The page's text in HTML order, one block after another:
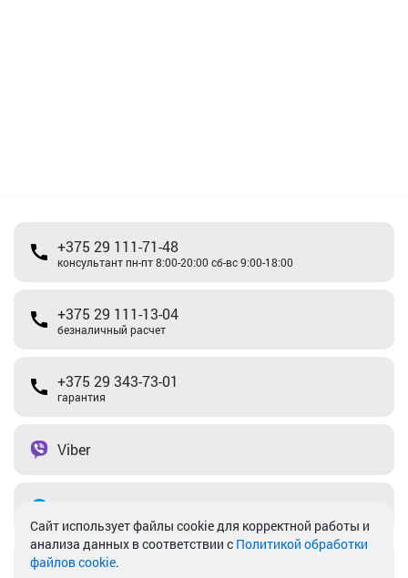
+375 29 111-71-48
консультант пн-пт 8:00-20:00 сб-вс 9:00-18:00
+375 29 111-13-04
безналичный расчет
+375 29 343-73-01
гарантия
Viber
info@akkamulik.by
Cайт использует файлы cookie для корректной работы и
анализа данных в соответствии с Политикой обработки
файлов cookie.